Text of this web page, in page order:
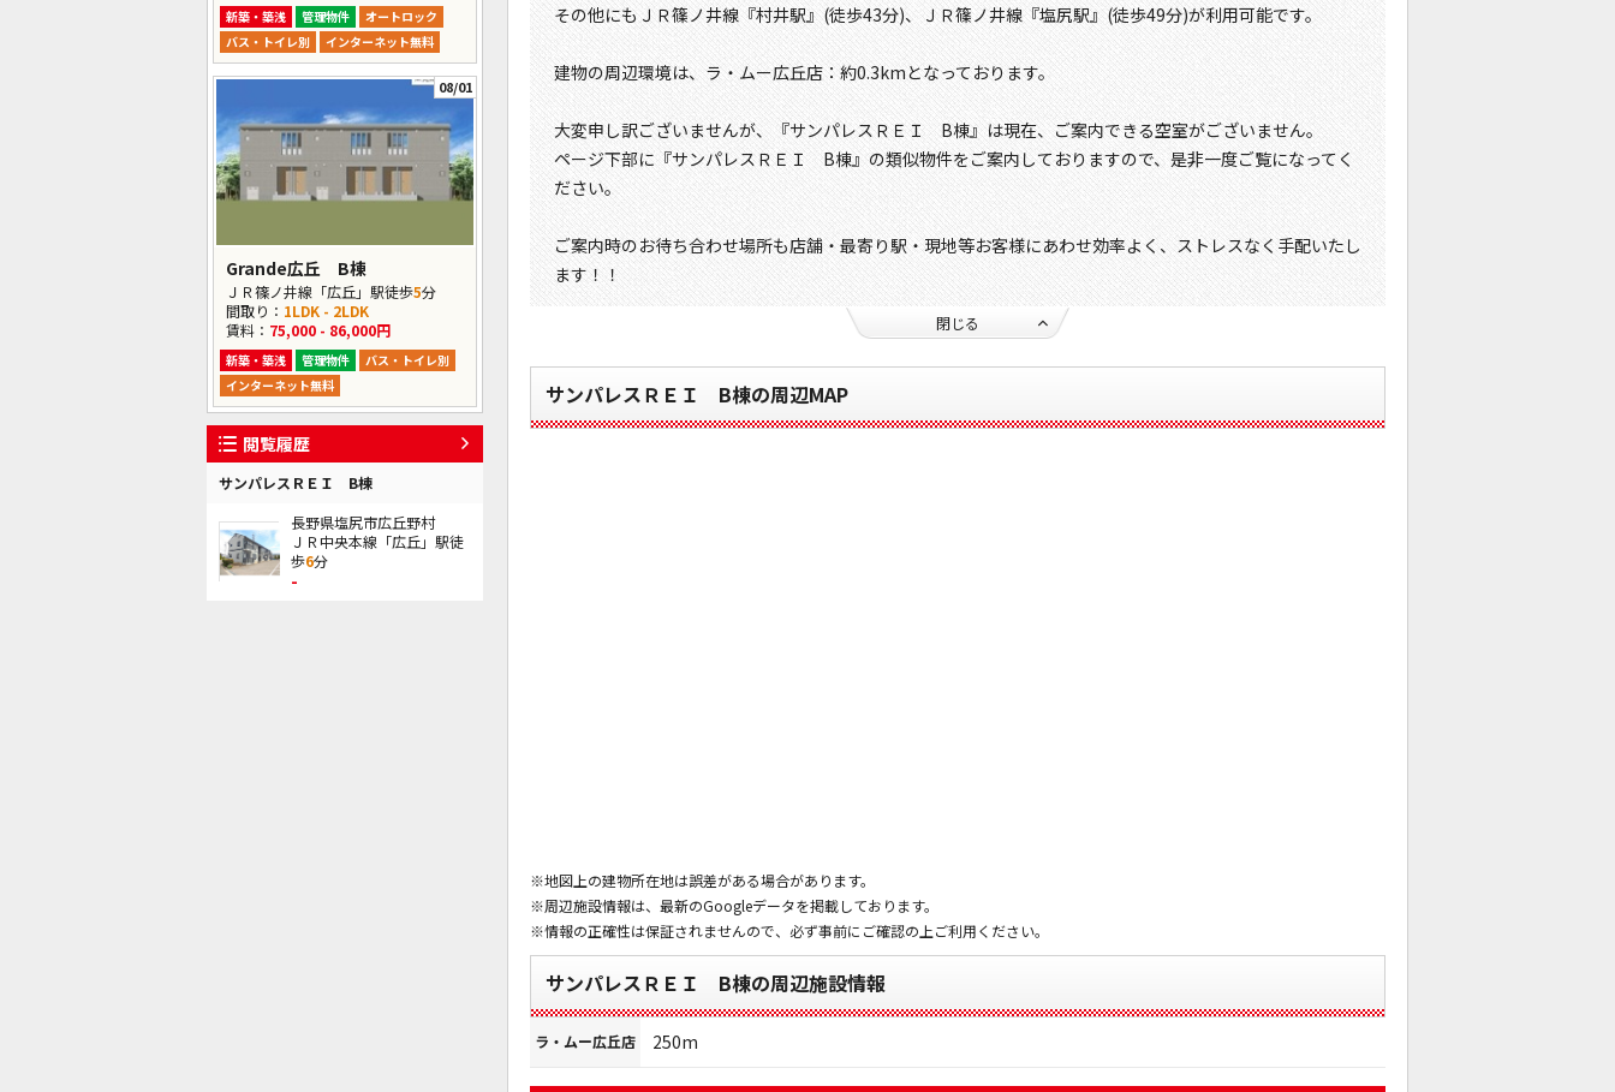
新築・築浅 管理物件
オートロック
バス・トイレ別
インターネット無料
08/01
Grande広丘 B棟
ＪＲ篠ノ井線「広丘」駅徒歩5分
間取り： 1LDK - 2LDK
賃料： 75,000 - 86,000円
新築・築浅 管理物件
バス・トイレ別
インターネット無料
閲覧履歴
サンパレスＲＥＩ B棟
長野県塩尻市広丘野村
ＪＲ中央本線「広丘」駅徒
歩6分
-
その他にもＪＲ篠ノ井線『村井駅』(徒歩43分)、ＪＲ篠ノ井線『塩尻駅』(徒歩49分)が利用可能です。
建物の周辺環境は、ラ・ムー広丘店：約0.3kmとなっております。
大変申し訳ございませんが、『サンパレスＲＥＩ B棟』は現在、ご案内できる空室がございません。
ページ下部に『サンパレスＲＥＩ B棟』の類似物件をご案内しておりますので、是非一度ご覧になってく
ださい。
ご案内時のお待ち合わせ場所も店舗・最寄り駅・現地等お客様にあわせ効率よく、ストレスなく手配いたし
ます！！
閉じる
サンパレスＲＥＩ B棟の周辺MAP
※地図上の建物所在地は誤差がある場合があります。
※周辺施設情報は、最新のGoogleデータを掲載しております。
※情報の正確性は保証されませんので、必ず事前にご確認の上ご利用ください。
サンパレスＲＥＩ B棟の周辺施設情報
ラ・ムー広丘店 250m